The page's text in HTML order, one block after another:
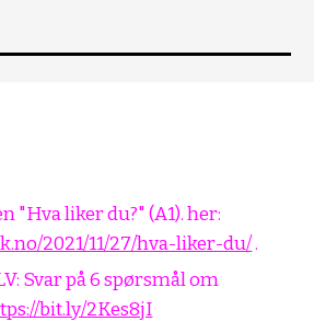
"Hva liker du?" (A1). her:
2021/11/27/hva-liker-du/.
Svar på 6 spørsmål om
bit.ly/2Kes8jI